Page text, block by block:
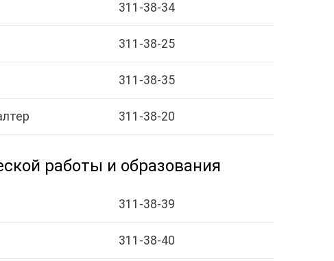
311-38-34
311-38-25
311-38-35
311-38-20
работы и образования
311-38-39
311-38-40